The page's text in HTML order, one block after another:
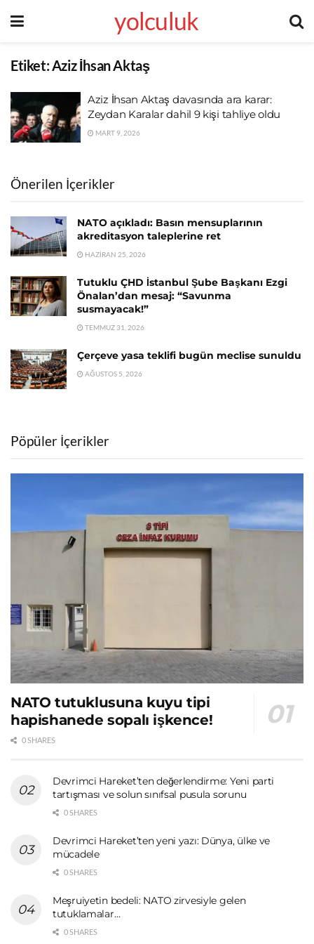
yolculuk
Etiket:Aziz İhsan Aktaş
Aziz İhsan Aktaş davasında ara karar:
Zeydan Karalar dahil 9 kişi tahliye oldu
MART 9, 2026
Önerilen İçerikler
NATO açıkladı: Basın mensuplarının
akreditasyon taleplerine ret
HAZIRAN 25, 2026
Tutuklu ÇHD İstanbul Şube Başkanı Ezgi
Önalan’dan mesaj: “Savunma
susmayacak!”
TEMMUZ 31, 2026
Çerçeve yasa teklifi bugün meclise sunuldu
AĞUSTOS 5, 2026
Pöpüler İçerikler
NATO tutuklusuna kuyu tipi
hapishanede sopalı işkence!
0 SHARES
Devrimci Hareket’ten değerlendirme: Yeni parti
tartışması ve solun sınıfsal pusula sorunu
0 SHARES
Devrimci Hareket’ten yeni yazı: Dünya, ülke ve
mücadele
0 SHARES
Meşruiyetin bedeli: NATO zirvesiyle gelen
tutuklamalar…
0 SHARES